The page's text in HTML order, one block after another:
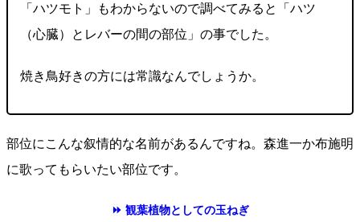
「ハツモト」もわからないので調べてみると「ハツ
（心臓）とレバーの間の部位」の事でした。
焼き鳥好きの方には常識なんでしょうか。
部位にこんな叙情的な名前があるんですね。森進一か布施明
に歌ってもらいたい部位です。
⏩ 観葉植物としての玉ねぎ